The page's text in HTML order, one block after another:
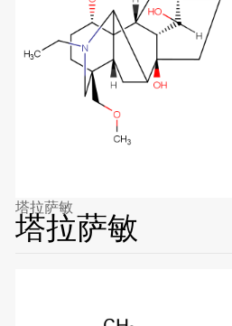
塔拉萨敏
塔拉萨敏